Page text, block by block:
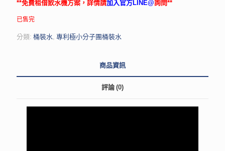
**免費租借飲水機方案，詳情請加入官方LINE@詢問**
已售完
分類: 桶裝水 專利極小分子團桶裝水
商品資訊
評論 (0)